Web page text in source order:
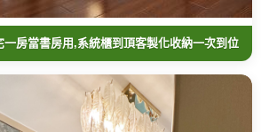
房當書房用,系統櫃到頂客製化收納一次到位